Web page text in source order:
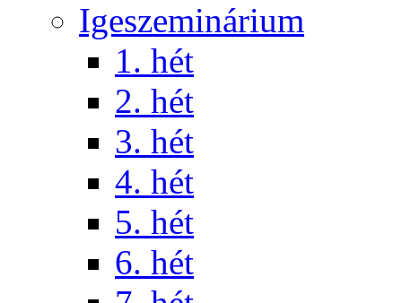
Igeszeminárium
1. hét
2. hét
3. hét
4. hét
5. hét
6. hét